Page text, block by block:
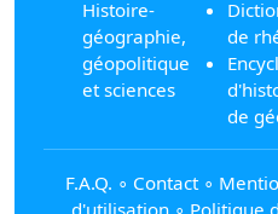
Histoire-
géographie,
géopolitique
et sciences
de
de
F.A.Q. ∘ Contact ∘
d'utilisation∘ Politique